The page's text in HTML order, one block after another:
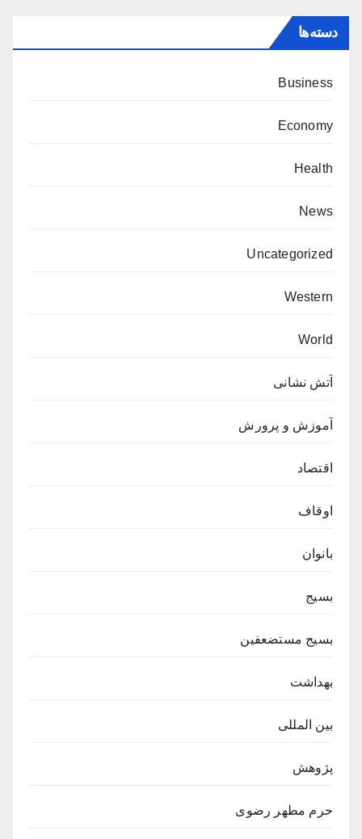
دسته‌ها
Business
Economy
Health
News
Uncategorized
Western
World
آتش نشانی
آموزش و پرورش
اقتصاد
اوقاف
بانوان
بسیج
بسیج مستضعفین
بهداشت
بین المللی
پژوهش
حرم مطهر رضوی